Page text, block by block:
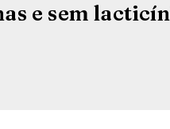
e sem